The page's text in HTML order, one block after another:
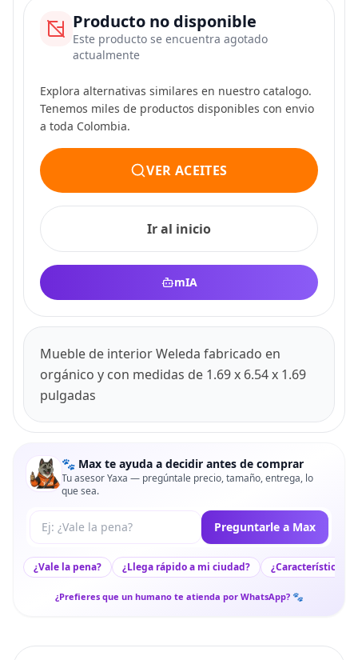
Producto no disponible
Este producto se encuentra agotado
actualmente
Explora alternativas similares en nuestro catalogo.
Tenemos miles de productos disponibles con envio
a toda Colombia.
VER ACEITES
Ir al inicio
mIA
Mueble de interior Weleda fabricado en
orgánico y con medidas de 1.69 x 6.54 x 1.69
pulgadas
🐾 Max te ayuda a decidir antes de comprar
Tu asesor Yaxa — pregúntale precio, tamaño, entrega, lo
que sea.
Tu pregunta a Max Preguntarle a Max
¿Vale la pena? ¿Llega rápido a mi ciudad? ¿Características
¿Prefieres que un humano te atienda por WhatsApp? 🐾